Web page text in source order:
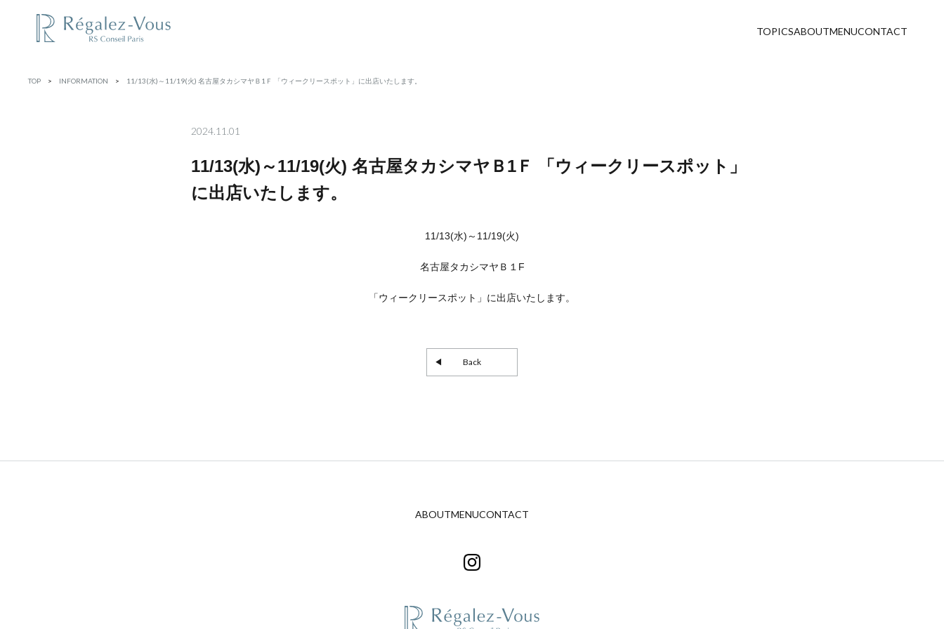
TOPICSABOUTMENUCONTACT
TOP > INFORMATION > 11/13(水)～11/19(火) 名古屋タカシマヤＢ1Ｆ 「ウィークリースポット」に出店いたします。
2024.11.01
11/13(水)～11/19(火) 名古屋タカシマヤＢ1Ｆ 「ウィークリースポット」
に出店いたします。
11/13(水)～11/19(火)
名古屋タカシマヤＢ１F
「ウィークリースポット」に出店いたします。
Back
ABOUTMENUCONTACT